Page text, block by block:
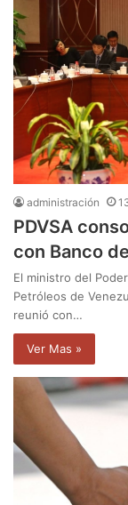
administración
PDVSA
con Banco
El ministro del
Petróleos de
reunió con…
Ver Mas »